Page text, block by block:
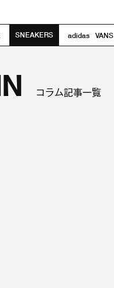
SNEAKERS adidas VANS
コラム記事一覧